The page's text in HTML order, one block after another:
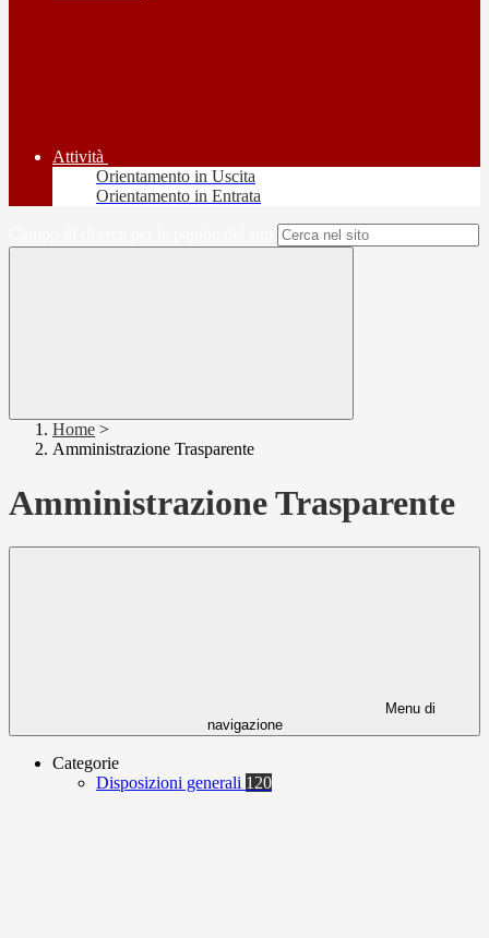
Attività
Orientamento in Uscita
Orientamento in Entrata
Home >
Amministrazione Trasparente
Amministrazione Trasparente
Menu di
navigazione
Categorie
Disposizioni generali 120